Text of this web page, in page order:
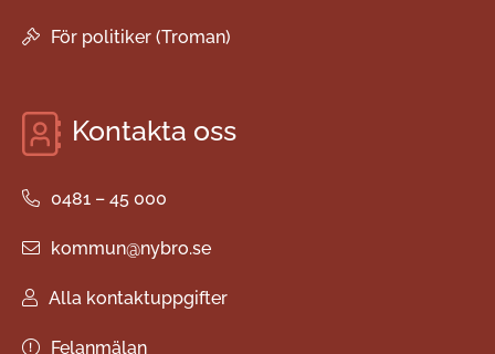
För politiker (Troman)
Kontakta oss
0481 – 45 000
kommun@nybro.se
Alla kontaktuppgifter
Felanmälan